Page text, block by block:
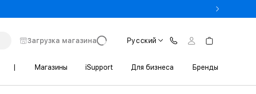
в Trade In до 1 800 000 сум
Загрузка магазина Русский
Магазины iSupport Для бизнеса Бренды